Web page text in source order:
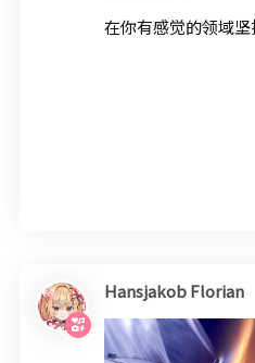
在你有感觉的领域坚
Hansjakob Florian